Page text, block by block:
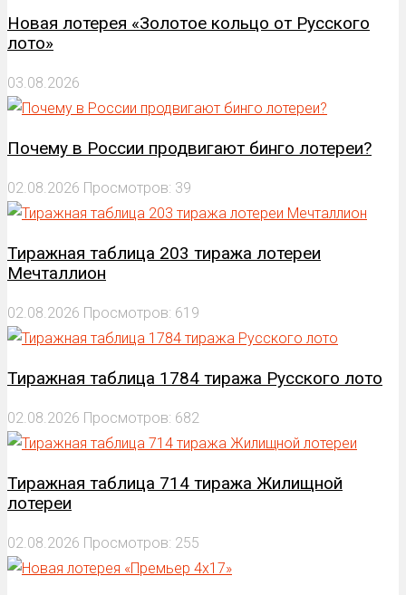
Новая лотерея «Золотое кольцо от Русского
лото»
03.08.2026
Почему в России продвигают бинго лотереи?
02.08.2026 Просмотров: 39
Тиражная таблица 203 тиража лотереи
Мечталлион
02.08.2026 Просмотров: 619
Тиражная таблица 1784 тиража Русского лото
02.08.2026 Просмотров: 682
Тиражная таблица 714 тиража Жилищной
лотереи
02.08.2026 Просмотров: 255